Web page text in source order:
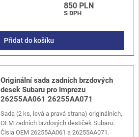
850 PLN
S DPH
Přidat do košíku
Originální sada zadních brzdových
desek Subaru pro Imprezu
26255AA061 26255AA071
Sada (2 ks, levá a pravá strana) originálních,
OEM zadních brzdových destiček Subaru.
Čísla OEM 26255AA061 a 26255AA071.